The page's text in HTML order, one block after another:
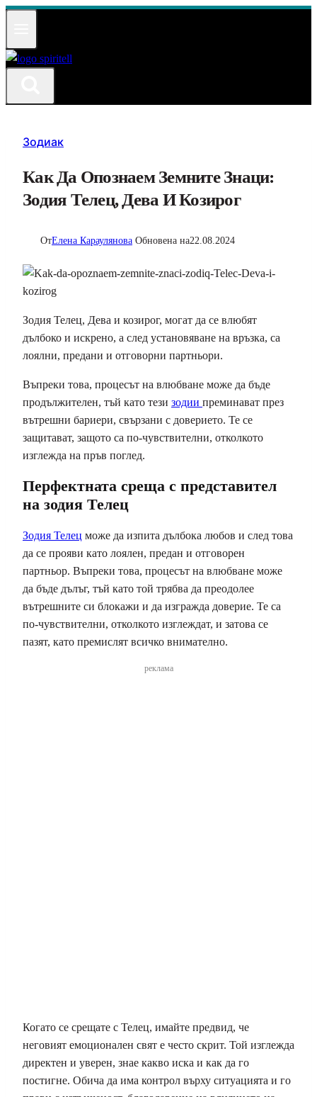
Към
Зодиак
Как Да Опознаем Земните Знаци:
Зодия Телец, Дева И Козирог
ОтЕлена Караулянова Обновена на22.08.2024
Зодия Телец, Дева и козирог, могат да се влюбят
дълбоко и искрено, а след установяване на връзка, са
лоялни, предани и отговорни партньори.
Въпреки това, процесът на влюбване може да бъде
продължителен, тъй като тези зодии преминават през
вътрешни бариери, свързани с доверието. Те се
защитават, защото са по-чувствителни, отколкото
изглежда на пръв поглед.
Перфектната среща с представител
на зодия Телец
Зодия Телец може да изпита дълбока любов и след това
да се прояви като лоялен, предан и отговорен
партньор. Въпреки това, процесът на влюбване може
да бъде дълъг, тъй като той трябва да преодолее
вътрешните си блокажи и да изгражда доверие. Те са
по-чувствителни, отколкото изглеждат, и затова се
пазят, като премислят всичко внимателно.
реклама
Когато се срещате с Телец, имайте предвид, че
неговият емоционален свят е често скрит. Той изглежда
директен и уверен, знае какво иска и как да го
постигне. Обича да има контрол върху ситуацията и го